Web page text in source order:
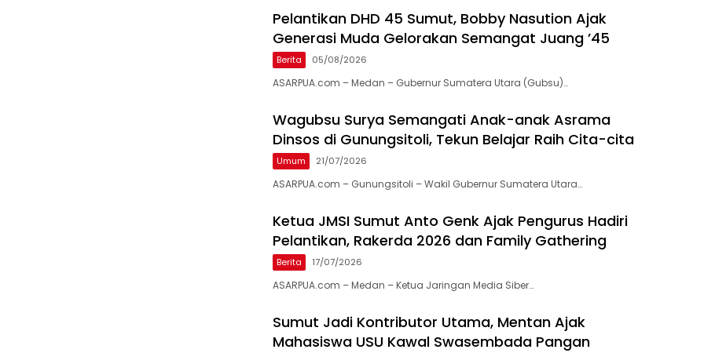
Pelantikan DHD 45 Sumut, Bobby Nasution Ajak
Generasi Muda Gelorakan Semangat Juang ’45
Berita 05/08/2026
ASARPUA.com – Medan – Gubernur Sumatera Utara (Gubsu)…
Wagubsu Surya Semangati Anak-anak Asrama
Dinsos di Gunungsitoli, Tekun Belajar Raih Cita-cita
Umum 21/07/2026
ASARPUA.com – Gunungsitoli – Wakil Gubernur Sumatera Utara…
Ketua JMSI Sumut Anto Genk Ajak Pengurus Hadiri
Pelantikan, Rakerda 2026 dan Family Gathering
Berita 17/07/2026
ASARPUA.com – Medan – Ketua Jaringan Media Siber…
Sumut Jadi Kontributor Utama, Mentan Ajak
Mahasiswa USU Kawal Swasembada Pangan